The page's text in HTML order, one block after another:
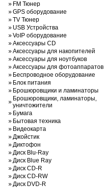
» FM Тюнер
»GPS оборудование
»TV Тюнер
» USB Устройства
»VoIP оборудование
»Аксессуары CD
»Аксессуары для накопителей
»Аксессуары для ноутбуков
»Аксессуары для фотоаппаратов
» Беспроводное оборудование
» Блок питания
» Брошюровщики и ламинаторы
» Брошюровщики, ламинаторы,
уничтожители
» Бумага
» Бытовая техника
» Видеокарта
»Джойстик
»Диктофон
»Диск Blu-Ray
»Диск Blue Ray
»Диск CD-R
»Диск CD-RW
»Диск DVD-R